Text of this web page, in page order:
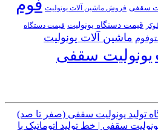
سقفی فروش ماشین آلات یونولیت فوم
قیمت دستگاه یونولیت قیمت دستگاه
ماشین آلات یونولیت
یونولیت سقفی